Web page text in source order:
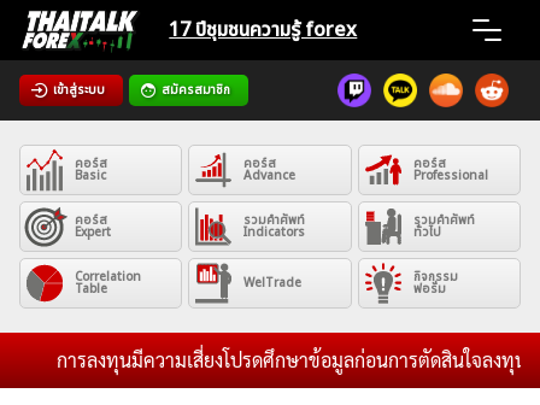
Skip
content
17 ปีชุมชนความรู้ forex
เข้าสู่ระบบ สมัครสมาชิก
Home
News
Articles
VPS Register
คอร์ส
Basic
คอร์ส
Advance
คอร์ส
Professional
คอร์ส
Expert
รวมคำศัพท์
Indicators
รวมคำศัพท์
ทั่วไป
Correlation
Table WelTrade กิจกรรม
ฟอรั่ม
การลงทุนมีความเสี่ยงโปรดศึกษาข้อมูลก่อนการตัดสินใจลงทุน แ